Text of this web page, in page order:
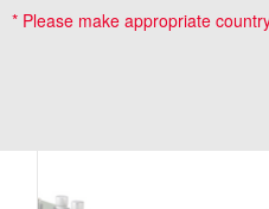
新製
* Please make appropriate